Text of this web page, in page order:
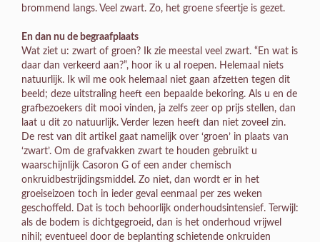
brommend langs. Veel zwart. Zo, het groene sfeertje is gezet.
En dan nu de begraafplaats
Wat ziet u: zwart of groen? Ik zie meestal veel zwart. “En wat is
daar dan verkeerd aan?”, hoor ik u al roepen. Helemaal niets
natuurlijk. Ik wil me ook helemaal niet gaan afzetten tegen dit
beeld; deze uitstraling heeft een bepaalde bekoring. Als u en de
grafbezoekers dit mooi vinden, ja zelfs zeer op prijs stellen, dan
laat u dit zo natuurlijk. Verder lezen heeft dan niet zoveel zin.
De rest van dit artikel gaat namelijk over ‘groen’ in plaats van
‘zwart’. Om de grafvakken zwart te houden gebruikt u
waarschijnlijk Casoron G of een ander chemisch
onkruidbestrijdingsmiddel. Zo niet, dan wordt er in het
groeiseizoen toch in ieder geval eenmaal per zes weken
geschoffeld. Dat is toch behoorlijk onderhoudsintensief. Terwijl:
als de bodem is dichtgegroeid, dan is het onderhoud vrijwel
nihil; eventueel door de beplanting schietende onkruiden